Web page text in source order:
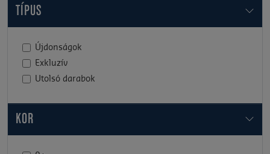
TÍPUS
Újdonságok
Exkluzív
Utolsó darabok
KOR